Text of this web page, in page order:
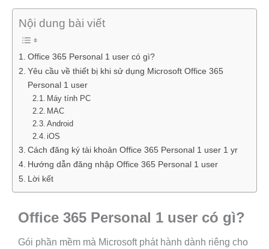
Nội dung bài viết
Office 365 Personal 1 user có gì?
Yêu cầu về thiết bị khi sử dụng Microsoft Office 365
Personal 1 user
Máy tính PC
MAC
Android
iOS
Cách đăng ký tài khoản Office 365 Personal 1 user 1 yr
Hướng dẫn đăng nhập Office 365 Personal 1 user
Lời kết
Office 365 Personal 1 user có gì?
Gói phần mềm mà Microsoft phát hành dành riêng cho